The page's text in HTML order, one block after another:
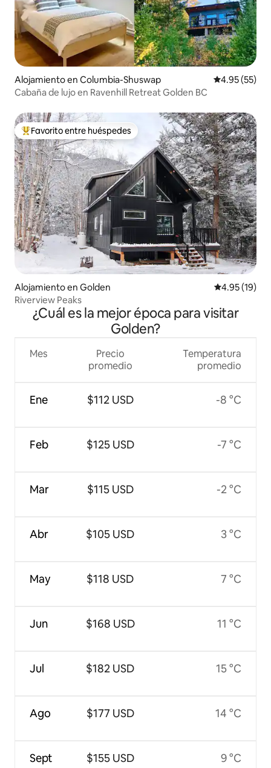
Alojamiento en Columbia-Shuswap Calificación
4.95 (55)
Cabaña de lujo en Ravenhill Retreat Golden BC
Favorito entre huéspedes preferido
Favorito entre huéspedes
Alojamiento en Golden Calificación
4.95 (19)
Riverview Peaks
¿Cuál es la mejor época para visitar
Golden?
Mes
Ene
Feb
Mar
Abr
May
Jun
Jul
Ago
Sept
Precio
promedio
$112 USD
$125 USD
$115 USD
$105 USD
$118 USD
$168 USD
$182 USD
$177 USD
$155 USD
Temperatura
promedio
-8 °C
-7 °C
-2 °C
3 °C
7 °C
11 °C
15 °C
14 °C
9 °C